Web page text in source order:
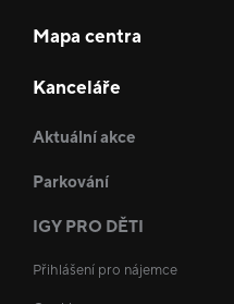
Mapa centra
Kanceláře
Aktuální akce
Parkování
IGY PRO DĚTI
Přihlášení pro nájemce